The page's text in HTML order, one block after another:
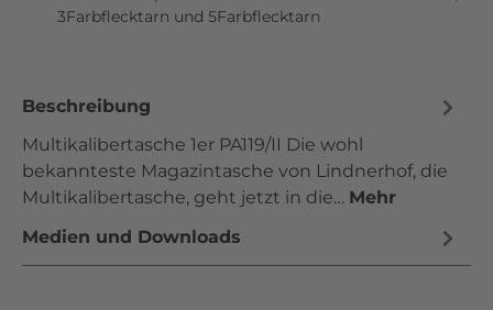
3Farbflecktarn und 5Farbflecktarn
Beschreibung
Multikalibertasche 1er PA119/II Die wohl
bekannteste Magazintasche von Lindnerhof, die
Multikalibertasche, geht jetzt in die… Mehr
Medien und Downloads